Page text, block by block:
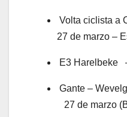
Volta ciclista a
27 de marzo –
E3 Harelbeke
Gante –
27 de marzo